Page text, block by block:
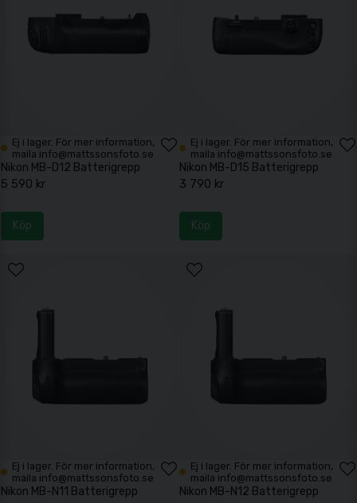
Ej i lager. För mer information,
maila info@mattssonsfoto.se
Nikon MB-D12 Batterigrepp
5 590 kr
Köp
Ej i lager. För mer information,
maila info@mattssonsfoto.se
Nikon MB-D15 Batterigrepp
3 790 kr
Köp
Ej i lager. För mer information,
maila info@mattssonsfoto.se
Nikon MB-N11 Batterigrepp
Ej i lager. För mer information,
maila info@mattssonsfoto.se
Nikon MB-N12 Batterigrepp